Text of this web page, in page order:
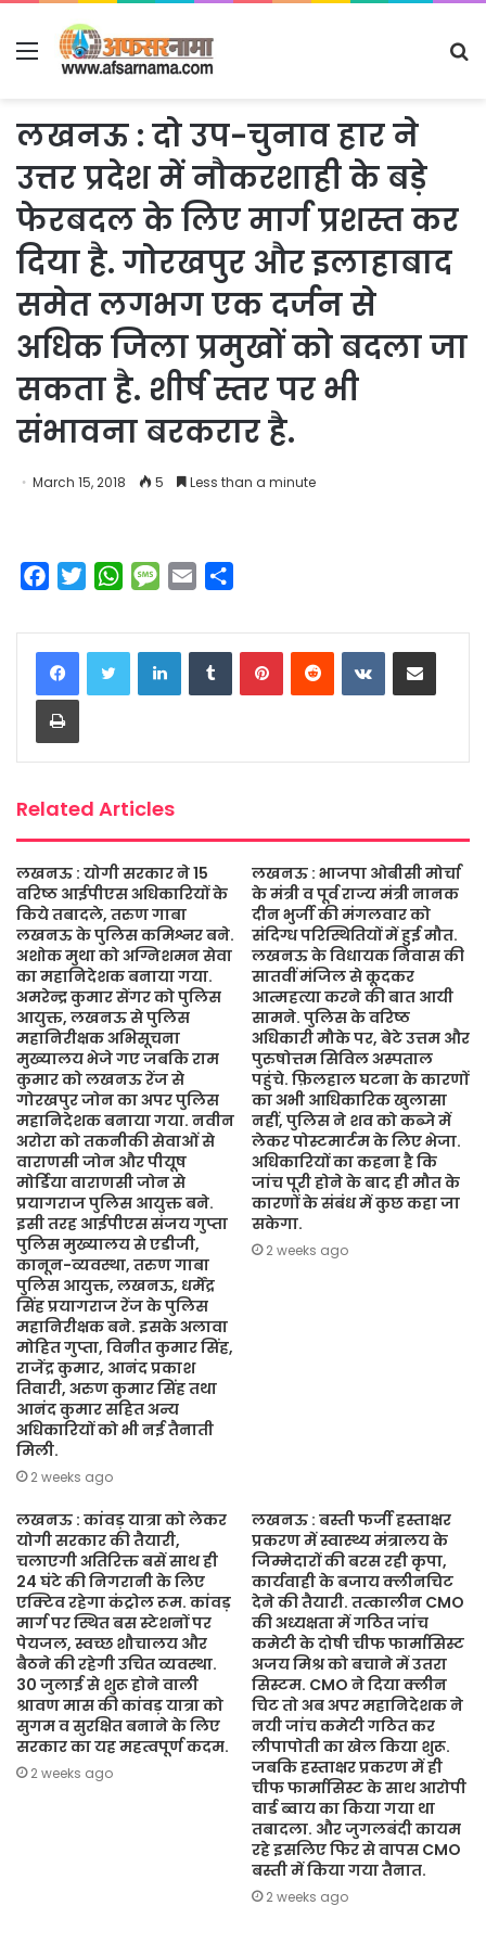
Menu
लखनऊ : दो उप-चुनाव हार ने
उत्तर प्रदेश में नौकरशाही के बड़े
फेरबदल के लिए मार्ग प्रशस्त कर
दिया है. गोरखपुर और इलाहाबाद
समेत लगभग एक दर्जन से
अधिक जिला प्रमुखों को बदला जा
सकता है. शीर्ष स्तर पर भी
संभावना बरकरार है.
March 15, 2018 5 Less than a minute
c
e
b
o
o
i
t
t
W
a
t
s
M
s
s
a
a
i
a
r
e
LinkedInTumblrPinterestReddit VKontakteShare via Email
Print
Related Articles
लखनऊ : योगी सरकार ने 15
वरिष्ठ आईपीएस अधिकारियों के
किये तबादले, तरुण गाबा
लखनऊ के पुलिस कमिश्नर बने.
अशोक मुथा को अग्निशमन सेवा
का महानिदेशक बनाया गया.
अमरेन्द्र कुमार सेंगर को पुलिस
आयुक्त, लखनऊ से पुलिस
महानिरीक्षक अभिसूचना
मुख्यालय भेजे गए जबकि राम
कुमार को लखनऊ रेंज से
गोरखपुर जोन का अपर पुलिस
महानिदेशक बनाया गया. नवीन
अरोरा को तकनीकी सेवाओं से
वाराणसी जोन और पीयूष
मोर्डिया वाराणसी जोन से
प्रयागराज पुलिस आयुक्त बने.
इसी तरह आईपीएस संजय गुप्ता
पुलिस मुख्यालय से एडीजी,
कानून-व्यवस्था, तरुण गाबा
पुलिस आयुक्त, लखनऊ, धर्मेंद्र
सिंह प्रयागराज रेंज के पुलिस
महानिरीक्षक बने. इसके अलावा
मोहित गुप्ता, विनीत कुमार सिंह,
राजेंद्र कुमार, आनंद प्रकाश
तिवारी, अरुण कुमार सिंह तथा
आनंद कुमार सहित अन्य
अधिकारियों को भी नई तैनाती
मिली.
2 weeks ago
लखनऊ : भाजपा ओबीसी मोर्चा
के मंत्री व पूर्व राज्य मंत्री नानक
दीन भुर्जी की मंगलवार को
संदिग्ध परिस्थितियों में हुई मौत.
लखनऊ के विधायक निवास की
सातवीं मंजिल से कूदकर
आत्महत्या करने की बात आयी
सामने. पुलिस के वरिष्ठ
अधिकारी मौके पर, बेटे उत्तम और
पुरुषोत्तम सिविल अस्पताल
पहुंचे. फ़िलहाल घटना के कारणों
का अभी आधिकारिक खुलासा
नहीं, पुलिस ने शव को कब्जे में
लेकर पोस्टमार्टम के लिए भेजा.
अधिकारियों का कहना है कि
जांच पूरी होने के बाद ही मौत के
कारणों के संबंध में कुछ कहा जा
सकेगा.
2 weeks ago
लखनऊ : कांवड़ यात्रा को लेकर
योगी सरकार की तैयारी,
चलाएगी अतिरिक्त बसें साथ ही
24 घंटे की निगरानी के लिए
एक्टिव रहेगा कंट्रोल रूम. कांवड़
मार्ग पर स्थित बस स्टेशनों पर
पेयजल, स्वच्छ शौचालय और
बैठने की रहेगी उचित व्यवस्था.
30 जुलाई से शुरू होने वाली
श्रावण मास की कांवड़ यात्रा को
सुगम व सुरक्षित बनाने के लिए
सरकार का यह महत्वपूर्ण कदम.
2 weeks ago
लखनऊ : बस्ती फर्जी हस्ताक्षर
प्रकरण में स्वास्थ्य मंत्रालय के
जिम्मेदारों की बरस रही कृपा,
कार्यवाही के बजाय क्लीनचिट
देने की तैयारी. तत्कालीन CMO
की अध्यक्षता में गठित जांच
कमेटी के दोषी चीफ फार्मासिस्ट
अजय मिश्र को बचाने में उतरा
सिस्टम. CMO ने दिया क्लीन
चिट तो अब अपर महानिदेशक ने
नयी जांच कमेटी गठित कर
लीपापोती का खेल किया शुरू.
जबकि हस्ताक्षर प्रकरण में ही
चीफ फार्मासिस्ट के साथ आरोपी
वार्ड ब्वाय का किया गया था
तबादला. और जुगलबंदी कायम
रहे इसलिए फिर से वापस CMO
बस्ती में किया गया तैनात.
2 weeks ago